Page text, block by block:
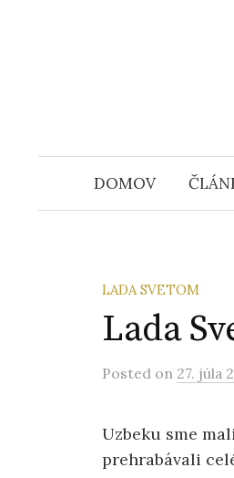
n
DOMOV
LADA SVETOM
Lada
Posted on 27. júla
Uzbeku sme
prehrabávali